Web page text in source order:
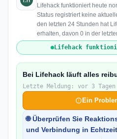
Lifehack funktioniert heute
Status registriert keine
den letzten 24 Stunden hat
erhalten, davon 0 in der
Lifehack
Bei Lifehack läuft alles
Letzte Meldung: vor 3 Tagen
Ein
🌐 Überprüfen Sie
und Verbindung in